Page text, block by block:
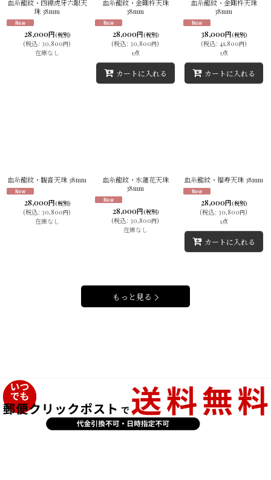
血糸龍紋・四線虎牙六眼天
珠 38mm
28,000円(税別)
(税込: 30,800円)
在庫なし
血糸龍紋・金剛杵天珠
38mm
28,000円(税別)
(税込: 30,800円)
1点
カートに入れる
血糸龍紋・金剛杵天珠
38mm
38,000円(税別)
(税込: 41,800円)
1点
カートに入れる
血糸龍紋・観音天珠 38mm
28,000円(税別)
(税込: 30,800円)
在庫なし
血糸龍紋・水蓮花天珠
38mm
28,000円(税別)
(税込: 30,800円)
在庫なし
血糸龍紋・福寿天珠 38mm
28,000円(税別)
(税込: 30,800円)
1点
カートに入れる
もっと見る